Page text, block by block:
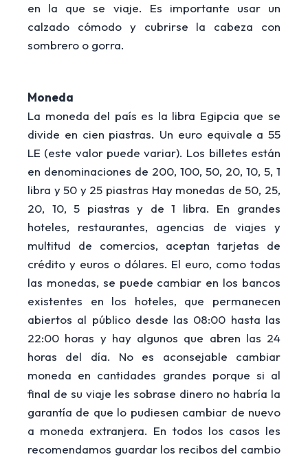
en la que se viaje. Es importante usar un
calzado cómodo y cubrirse la cabeza con
sombrero o gorra.
Moneda
La moneda del país es la libra Egipcia que se
divide en cien piastras. Un euro equivale a 55
LE (este valor puede variar). Los billetes están
en denominaciones de 200, 100, 50, 20, 10, 5, 1
libra y 50 y 25 piastras Hay monedas de 50, 25,
20, 10, 5 piastras y de 1 libra. En grandes
hoteles, restaurantes, agencias de viajes y
multitud de comercios, aceptan tarjetas de
crédito y euros o dólares. El euro, como todas
las monedas, se puede cambiar en los bancos
existentes en los hoteles, que permanecen
abiertos al público desde las 08:00 hasta las
22:00 horas y hay algunos que abren las 24
horas del día. No es aconsejable cambiar
moneda en cantidades grandes porque si al
final de su viaje les sobrase dinero no habría la
garantía de que lo pudiesen cambiar de nuevo
a moneda extranjera. En todos los casos les
recomendamos guardar los recibos del cambio